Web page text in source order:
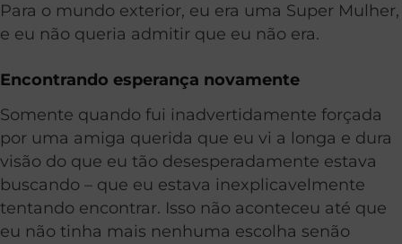
Para o mundo exterior, eu era uma Super Mulher,
e eu não queria admitir que eu não era.
Encontrando esperança novamente
Somente quando fui inadvertidamente forçada
por uma amiga querida que eu vi a longa e dura
visão do que eu tão desesperadamente estava
buscando – que eu estava inexplicavelmente
tentando encontrar. Isso não aconteceu até que
eu não tinha mais nenhuma escolha senão